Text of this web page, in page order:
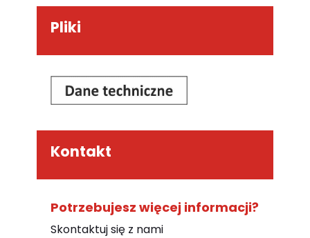
Pliki
Kontakt
Potrzebujesz więcej informacji?
Skontaktuj się z nami